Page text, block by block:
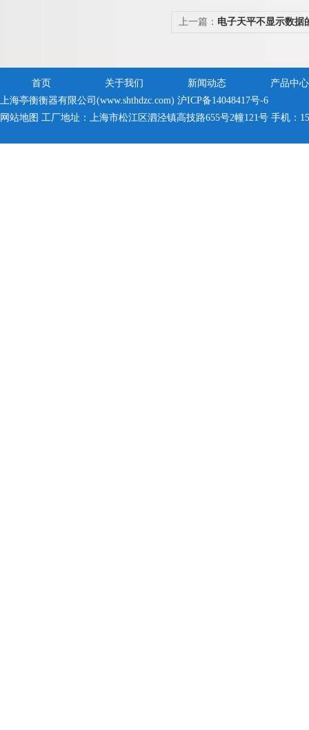
上一篇： 电子天平不显示数据
首页 关于我们 新闻动态
产品中心
上海亭衡衡器有限公司(www.shthdzc.com) 沪ICP备14048417号-6
网站地图 工厂地址：上海市松江区泗泾镇高技路655号2幢121号 手机：